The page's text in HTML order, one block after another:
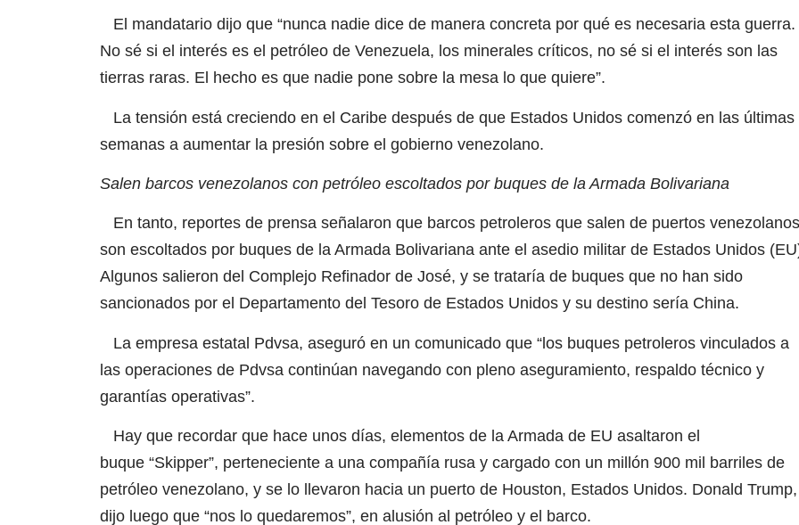
El mandatario dijo que “nunca nadie dice de manera concreta por qué es necesaria esta guerra.
No sé si el interés es el petróleo de Venezuela, los minerales críticos, no sé si el interés son las
tierras raras. El hecho es que nadie pone sobre la mesa lo que quiere”.
La tensión está creciendo en el Caribe después de que Estados Unidos comenzó en las últimas
semanas a aumentar la presión sobre el gobierno venezolano.
Salen barcos venezolanos con petróleo escoltados por buques de la Armada Bolivariana
En tanto, reportes de prensa señalaron que barcos petroleros que salen de puertos venezolanos
son escoltados por buques de la Armada Bolivariana ante el asedio militar de Estados Unidos
Algunos salieron del Complejo Refinador de José, y se trataría de buques que no han sido
sancionados por el Departamento del Tesoro de Estados Unidos y su destino sería China.
La empresa estatal Pdvsa, aseguró en un comunicado que “los buques petroleros vinculados a
las operaciones de Pdvsa continúan navegando con pleno aseguramiento, respaldo técnico y
garantías operativas”.
Hay que recordar que hace unos días, elementos de la Armada de EU asaltaron el
buque “Skipper”, perteneciente a una compañía rusa y cargado con un millón 900 mil barriles de
petróleo venezolano, y se lo llevaron hacia un puerto de Houston, Estados Unidos. Donald Trump,
dijo luego que “nos lo quedaremos”, en alusión al petróleo y el barco.